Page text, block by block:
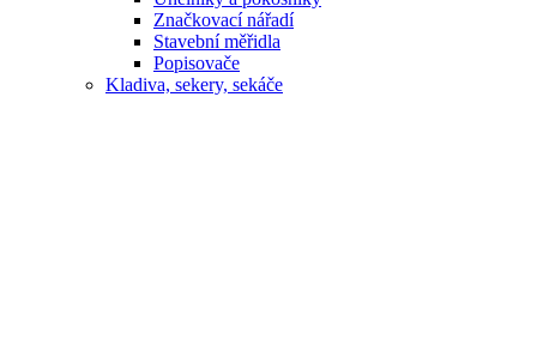
Značkovací nářadí
Stavební měřidla
Popisovače
Kladiva, sekery, sekáče